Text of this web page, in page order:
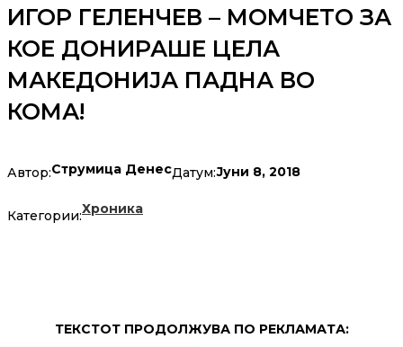
ИГОР ГЕЛЕНЧЕВ – МОМЧЕТО ЗА
КОЕ ДОНИРАШЕ ЦЕЛА
МАКЕДОНИЈА ПАДНА ВО
КОМА!
Автор:Струмица ДенесДатум:Јуни 8, 2018
Категории:Хроника
ТЕКСТОТ ПРОДОЛЖУВА ПО РЕКЛАМАТА: